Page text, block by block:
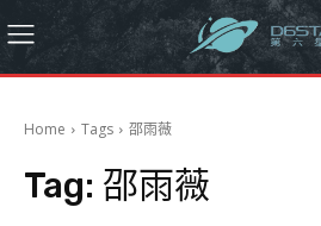
Home Tags 邵雨薇
Tag: 邵雨薇